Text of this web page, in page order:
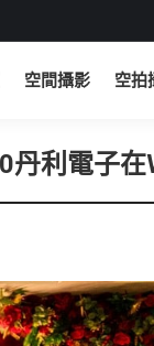
空間攝影 空拍
丹利電子